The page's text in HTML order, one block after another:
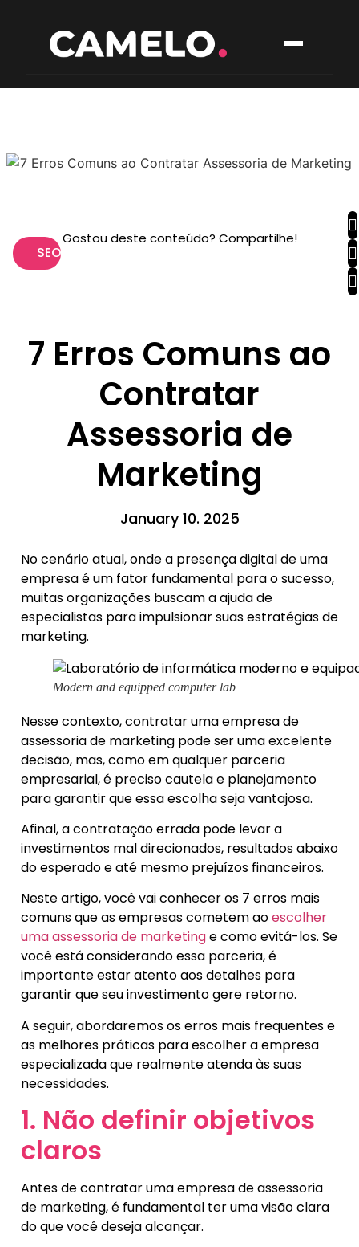
SEO
Gostou deste conteúdo? Compartilhe!
7 Erros Comuns ao
Contratar
Assessoria de
Marketing
January 10. 2025
No cenário atual, onde a presença digital de uma
empresa é um fator fundamental para o sucesso,
muitas organizações buscam a ajuda de
especialistas para impulsionar suas estratégias de
marketing.
Modern and equipped computer lab
Nesse contexto, contratar uma empresa de
assessoria de marketing pode ser uma excelente
decisão, mas, como em qualquer parceria
empresarial, é preciso cautela e planejamento
para garantir que essa escolha seja vantajosa.
Afinal, a contratação errada pode levar a
investimentos mal direcionados, resultados abaixo
do esperado e até mesmo prejuízos financeiros.
Neste artigo, você vai conhecer os 7 erros mais
comuns que as empresas cometem aoescolher
uma assessoria de marketinge como evitá-los. Se
você está considerando essa parceria, é
importante estar atento aos detalhes para
garantir que seu investimento gere retorno.
A seguir, abordaremos os erros mais frequentes e
as melhores práticas para escolher a empresa
especializada que realmente atenda às suas
necessidades.
1. Não definir objetivos
claros
Antes de contratar uma empresa de assessoria
de marketing, é fundamental ter uma visão clara
do que você deseja alcançar.